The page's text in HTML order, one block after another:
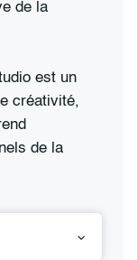
de la
est un
créativité,
de la